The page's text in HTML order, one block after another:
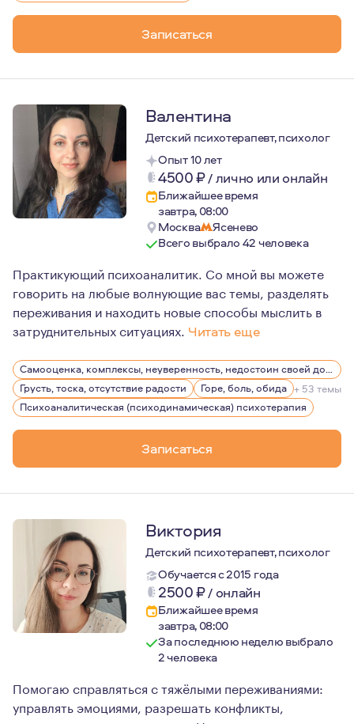
Записаться
Валентина
Детский психотерапевт, психолог
Опыт 10 лет
4500₽/лично или онлайн
Ближайшее время
завтра, 08:00
Москва
Ясенево
Всего выбрало 42 человека
Практикующий психоаналитик. Со мной вы можете
говорить на любые волнующие вас темы, разделять
переживания и находить новые способы мыслить в
затруднительных ситуациях. Читать еще
Психоанализ - удивительный путь по знакомству с
Самооценка, комплексы, неуверенность, недостоин своей должности или положения в обществе
Грусть, тоска, отсутствие радости
Горе, боль, обида + 53 темы
Психоаналитическая (психодинамическая) психотерапия
Записаться
Виктория
Детский психотерапевт, психолог
Обучается с 2015 года
2500₽/ онлайн
Ближайшее время
завтра, 08:00
За последнюю неделю выбрало
2 человека
Помогаю справляться с тяжёлыми переживаниями:
управлять эмоциями, разрешать конфликты,